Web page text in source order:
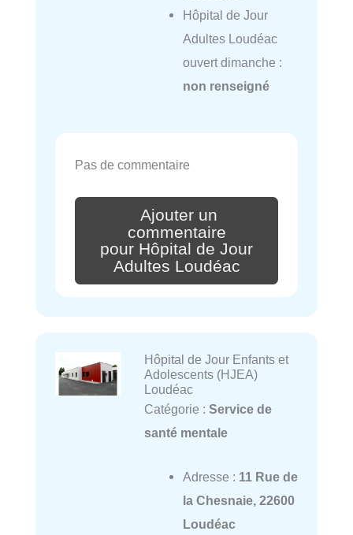
Hôpital de Jour
Adultes Loudéac
ouvert dimanche :
non renseigné
Pas de commentaire
Ajouter un
commentaire
pour Hôpital de Jour
Adultes Loudéac
Hôpital de Jour Enfants et
Adolescents (HJEA)
Loudéac
Catégorie : Service de
santé mentale
Adresse : 11 Rue de
la Chesnaie, 22600
Loudéac